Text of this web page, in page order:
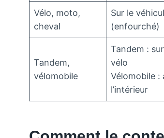
Vélo, moto,
cheval
Sur le
(enfourché)
Tandem,
vélomobile
Tandem :
vélo
Vélomobile :
l’intérieur